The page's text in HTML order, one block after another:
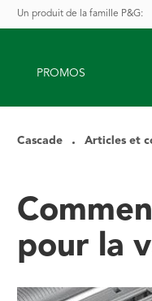
Un produit de la famille P&G:
PROMOS
Cascade Articles et
pour la